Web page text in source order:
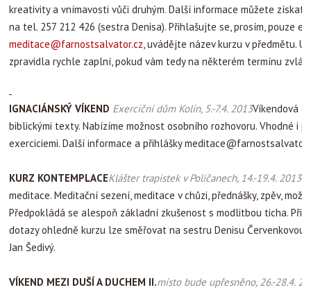
kreativity a vnímavosti vůči druhým.Další informace můžete získat
na tel. 257 212 426 (sestra Denisa). Přihlašujte se, prosím, pouze
meditace@farnostsalvator.cz, uvádějte název kurzu v předmětu.
zpravidla rychle zaplní, pokud vám tedy na některém termínu
IGNACIÁNSKÝ VÍKEND Exerciční dům Kolín, 5.-7.4. 2013Víkendová
biblickými texty. Nabízíme možnost osobního rozhovoru. Vhodné i
exerciciemi. Další informace a přihlášky
KURZ KONTEMPLACEKlášter trapistek v Poličanech, 14.-19.4. 2013
meditace. Meditační sezení, meditace v chůzi, přednášky, zpěv,
Předpokládá se alespoň základní zkušenost s modlitbou ticha.
dotazy ohledně kurzu lze směřovat na sestru Denisu
Jan Šedivý.
VÍKEND MEZI DUŠÍ A DUCHEM II.místo bude upřesněno, 26.-28.4.